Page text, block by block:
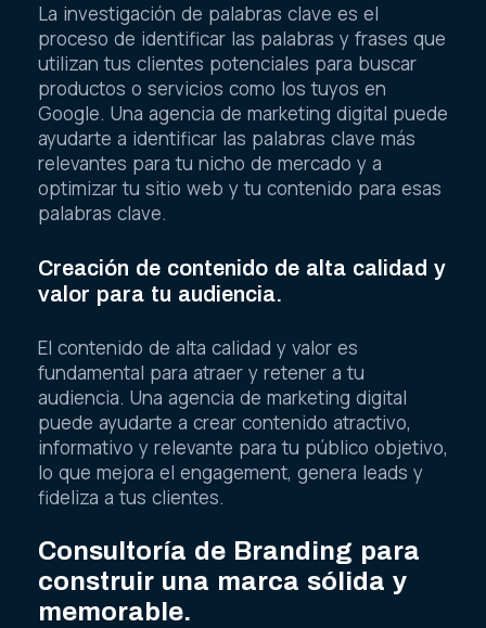
La investigación de palabras clave es el
proceso de identificar las palabras y frases que
utilizan tus clientes potenciales para buscar
productos o servicios como los tuyos en
Google. Una agencia de marketing digital puede
ayudarte a identificar las palabras clave más
relevantes para tu nicho de mercado y a
optimizar tu sitio web y tu contenido para esas
palabras clave.
Creación de contenido de alta calidad y
valor para tu audiencia.
El contenido de alta calidad y valor es
fundamental para atraer y retener a tu
audiencia. Una agencia de marketing digital
puede ayudarte a crear contenido atractivo,
informativo y relevante para tu público objetivo,
lo que mejora el engagement, genera leads y
fideliza a tus clientes.
Consultoría de Branding para
construir una marca sólida y
memorable.